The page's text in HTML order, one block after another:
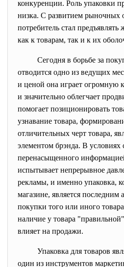
конкуренции. Роль упаковки
низка. С развитием рыночных
потребитель стал предъявлять
как к товарам, так и к их
Сегодня в борьбе за
отводится одно из ведущих
и ценой она играет огромную
и значительно облегчает
помогает позиционировать
узнавание товара,
отличительных черт товара,
элементом брэнда. В условиях
перенасыщенного
испытывает непрерывное
рекламы, и именно упаковка,
магазине, является последним
покупки того или иного
наличие у товара
влияет на продажи.
Упаковка для товаров
один из инструментов